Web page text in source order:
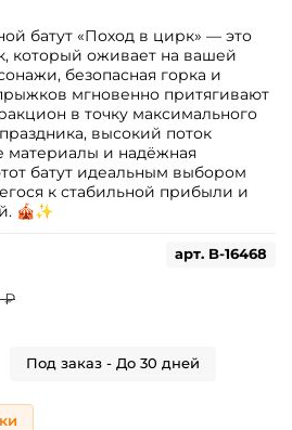
арт. B-16468
₽
Под заказ - До 30 дней
батут «Поход в цирк» — это
который оживает на вашей
безопасная горка и
мгновенно притягивают
в точку максимального
высокий поток
материалы и надёжная
батут идеальным выбором
к стабильной прибыли и
🎪✨